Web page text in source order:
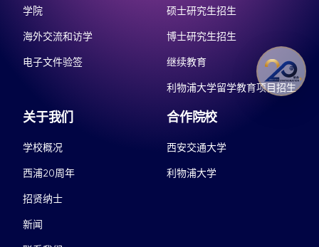
学院
海外交流和访学
电子文件验签
硕士研究生招生
博士研究生招生
继续教育
利物浦大学留学教育项目招生
关于我们
学校概况
西浦20周年
招贤纳士
新闻
合作院校
西安交通大学
利物浦大学